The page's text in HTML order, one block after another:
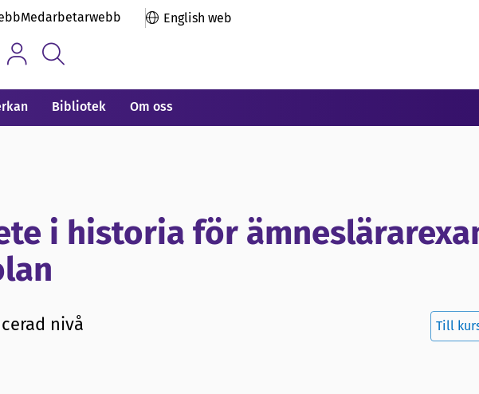
Medarbetarwebb English web
Bibliotek Om oss
i historia för
nivå Till